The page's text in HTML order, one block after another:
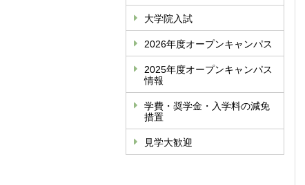
大学院入試
2026年度オープンキャンパス
2025年度オープンキャンパス
情報
学費・奨学金・入学料の減免
措置
見学大歓迎